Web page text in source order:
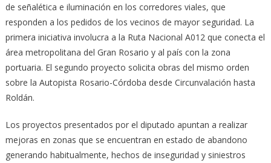
de señalética e iluminación en los corredores viales, que
responden a los pedidos de los vecinos de mayor seguridad. La
primera iniciativa involucra a la Ruta Nacional A012 que conecta el
área metropolitana del Gran Rosario y al país con la zona
portuaria. El segundo proyecto solicita obras del mismo orden
sobre la Autopista Rosario-Córdoba desde Circunvalación hasta
Roldán.
Los proyectos presentados por el diputado apuntan a realizar
mejoras en zonas que se encuentran en estado de abandono
generando habitualmente, hechos de inseguridad y siniestros